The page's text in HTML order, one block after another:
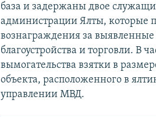
база и задержаны двое
администрации Ялты, которые
вознаграждения за
благоустройства и торговли. В
вымогательства взятки в
объекта, расположенного в
управлении МВД.